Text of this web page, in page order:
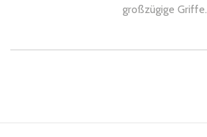
großzügige Griffe.